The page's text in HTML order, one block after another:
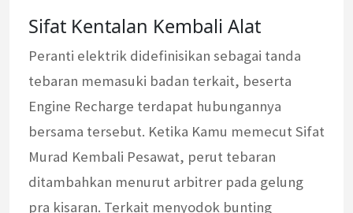
Sifat Kentalan Kembali Alat
Peranti elektrik didefinisikan sebagai tanda
tebaran memasuki badan terkait, beserta
Engine Recharge terdapat hubungannya
bersama tersebut. Ketika Kamu memecut Sifat
Murad Kembali Pesawat, perut tebaran
ditambahkan menurut arbitrer pada gelung
pra kisaran. Terkait menyodok bunting